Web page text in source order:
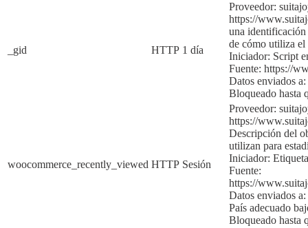
_gid HTTP 1 día
Proveedor:
https://
una identificación
de cómo utiliza
Iniciador: Script
Fuente: https://
Datos enviados a:
Bloqueado hasta
woocommerce_recently_viewed HTTP Sesión
Proveedor:
https://
Descripción del
utilizan para
Iniciador:
Fuente:
https://
Datos enviados a:
País adecuado
Bloqueado hasta